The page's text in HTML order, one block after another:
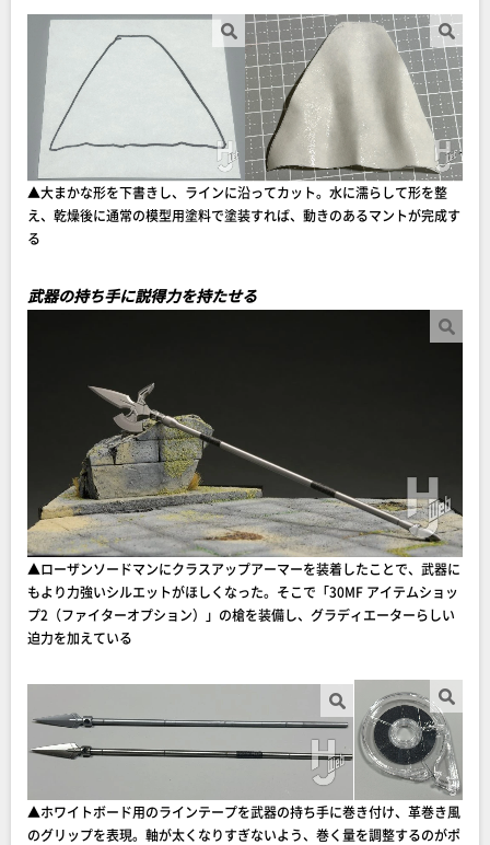
▲大まかな形を下書きし、ラインに沿ってカット。水に濡らして形を整
え、乾燥後に通常の模型用塗料で塗装すれば、動きのあるマントが完成す
る
武器の持ち手に説得力を持たせる
▲ローザンソードマンにクラスアップアーマーを装着したことで、武器に
もより力強いシルエットがほしくなった。そこで「30MF アイテムショッ
プ2（ファイターオプション）」の槍を装備し、グラディエーターらしい
迫力を加えている
▲ホワイトボード用のラインテープを武器の持ち手に巻き付け、革巻き風
のグリップを表現。軸が太くなりすぎないよう、巻く量を調整するのがポ